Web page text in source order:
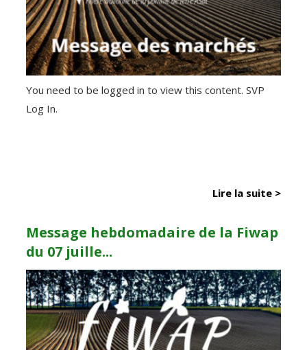
You need to be logged in to view this content. SVP
Log In.
Lire la suite >
Message hebdomadaire de la Fiwap
du 07 juille...